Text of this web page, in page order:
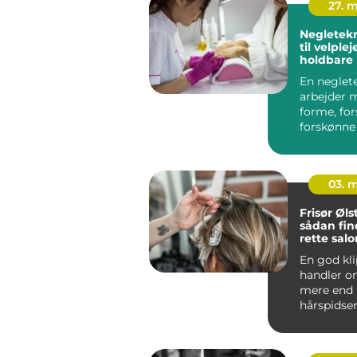
27.
til
holdbare
En
arbejder
forme,
ikke kun...
03.
Frisør
sådan
rette
En god
handler
mere end
er